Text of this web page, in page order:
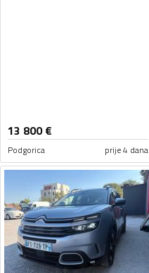
13 800€
Podgorica prije 4 dana